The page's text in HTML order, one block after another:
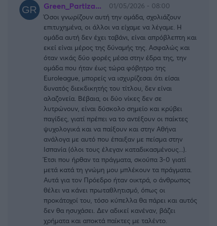
Green_Partiza...
01/05/2026 - 08:00
Όσοι γνωρίζουν αυτή την ομάδα, σχολιάζουν
επιτυχημένα, οι άλλοι να είχαμε να λέγαμε. Η
ομάδα αυτή δεν έχει ταβάνι, είναι απρόβλεπτη και
εκεί είναι μέρος της δύναμής της. Ασφαλώς και
όταν νικάς δύο φορές μέσα στην έδρα της, την
ομάδα που ήταν έως τώρα φόβητρο της
Euroleague, μπορείς να ισχυρίζεσαι ότι είσαι
δυνατός διεκδικητής του τίτλου, δεν είναι
αλαζονεία. Βέβαια, οι δύο νίκες δεν σε
λυτρώνουν, είναι δύσκολο σημείο και κρύβει
παγίδες, γιατί πρέπει να το αντέξουν οι παίκτες
ψυχολογικά και να παίξουν και στην Αθήνα
ανάλογα με αυτό που έπαιξαν με πείσμα στην
Ισπανία (όλοι τους έλεγαν καταδικασμένους...).
Έτσι που ήρθαν τα πράγματα, σκούπα 3-0 γιατί
μετά κατά τη γνώμη μου μπλέκουν τα πράγματα.
Αυτά για τον Πρόεδρο ήταν οικτρά, ο άνθρωπος
θέλει να κάνει πρωταθλητισμό, όπως οι
προκάτοχοί του, τόσο κύπελλα θα πάρει και αυτός
δεν θα ησυχάσει. Δεν αδικεί κανέναν, βάζει
χρήματα και αποκτά παίκτες με ταλέντο.